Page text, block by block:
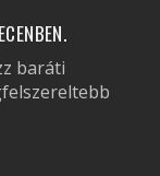
baráti